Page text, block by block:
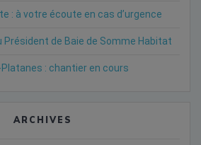
: à votre écoute en cas d’urgence
Président de Baie de Somme Habitat
Platanes : chantier en cours
ARCHIVES